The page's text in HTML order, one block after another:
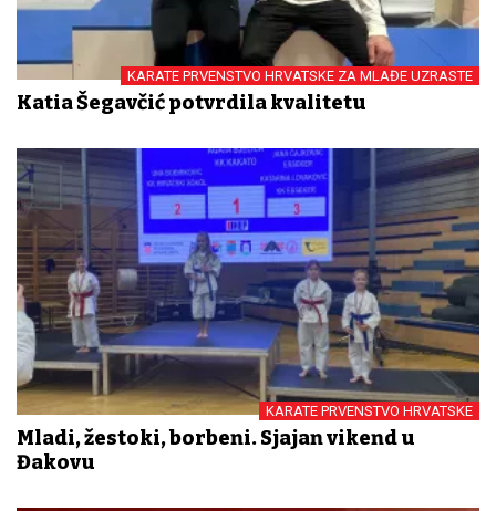
KARATE PRVENSTVO HRVATSKE ZA MLAĐE UZRASTE
Katia Šegavčić potvrdila kvalitetu
KARATE PRVENSTVO HRVATSKE
Mladi, žestoki, borbeni. Sjajan vikend u
Đakovu